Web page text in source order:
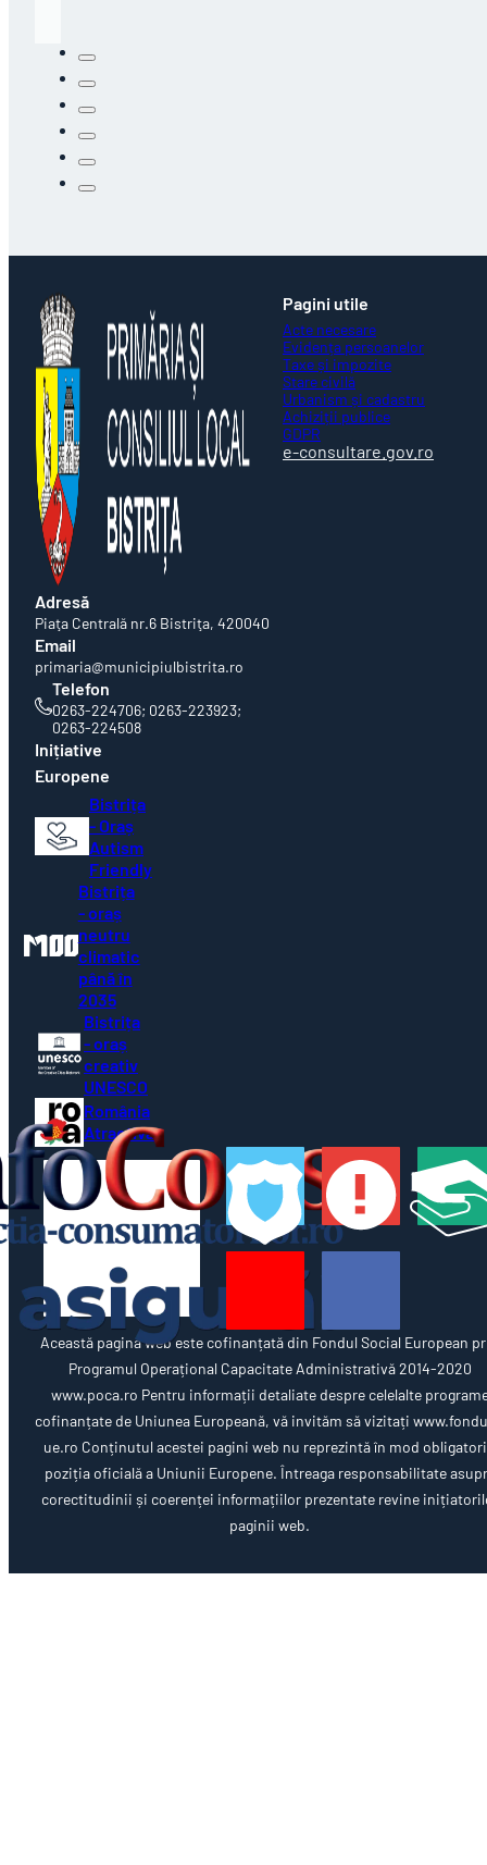
Adresă
Piaţa Centrală nr.6 Bistriţa, 420040
Email
primaria@municipiulbistrita.ro
Telefon
0263-224706; 0263-223923;
0263-224508
Pagini utile
Acte necesare
Evidența persoanelor
Taxe și impozite
Stare civilă
Urbanism și cadastru
Achiziții publice
GDPR
e-consultare.gov.ro
Inițiative
Europene
Bistrița
- Oraș
Autism
Friendly
Bistrița
- oraș
neutru
climatic
până în
2035
Bistrița
- oraș
creativ
UNESCO
România
Atractivă
Această pagină web este cofinanțată din Fondul Social European
Programul Operațional Capacitate Administrativă 2014-2020
www.poca.ro Pentru informații detaliate despre celelalte
cofinanțate de Uniunea Europeană, vă invităm să vizitați
ue.ro Conținutul acestei pagini web nu reprezintă în mod
poziția oficială a Uniunii Europene. Întreaga responsabilitate
corectitudinii și coerenței informațiilor prezentate revine
paginii web.